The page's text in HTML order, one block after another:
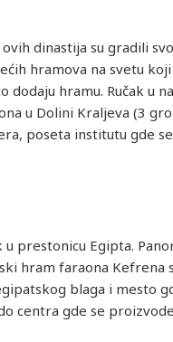
dinastija su gradili
hramova na svetu
hramu. Ručak u
u Dolini Kraljeva (3
poseta institutu gde
prestonicu Egipta.
faraona Kefrena
blaga i mesto
centra gde se